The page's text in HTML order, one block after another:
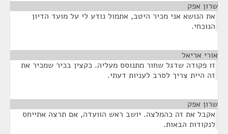
שרון אפק
את הנושא אני מכיר היטב, אתמול נודע לי על מועד הדיון
הנוכחי.
אורי אריאל
זו פקודה שדגל שחור מתנוסס מעליה. כקצין בכיר שמכיר את
זה היית צריך לסרב לעניות דעתי.
שרון אפק
אקבל את זה כהמלצה. יושב ראש הוועדה, אם תרצה אתייחס
לנקודות הבאות.